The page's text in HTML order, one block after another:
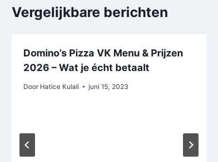
Vergelijkbare berichten
Domino’s Pizza VK Menu & Prijzen
2026 – Wat je écht betaalt
Door Hatice Kulali juni 15, 2023